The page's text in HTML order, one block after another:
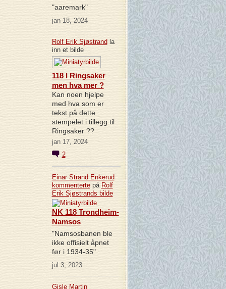
"aaremark"
jan 18, 2024
Rolf Erik Sjøstrand la
inn et bilde
118 I Ringsaker
men hva mer ?
Kan noen hjelpe
med hva som er
tekst på dette
stempelet i tillegg til
Ringsaker ??
jan 17, 2024
2
Einar Strand Enkerud
kommentertepå Rolf
Erik Sjøstrandsbilde
NK 118 Trondheim-
Namsos
"Namsosbanen ble
ikke offisielt åpnet
før i 1934-35"
jul 3, 2023
Gisle Martin